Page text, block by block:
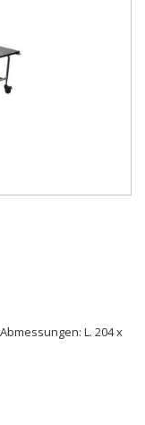
L. 204 x